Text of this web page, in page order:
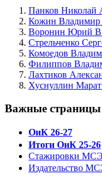
Панков Николай
Кожин Владимир
Воронин Юрий
Стрельченко
Комоедов
Филиппов
Лахтиков
Хуснуллин
Важные страницы
ОиК 26-27
Итоги ОиК 25-26
Стажировки
Издательство